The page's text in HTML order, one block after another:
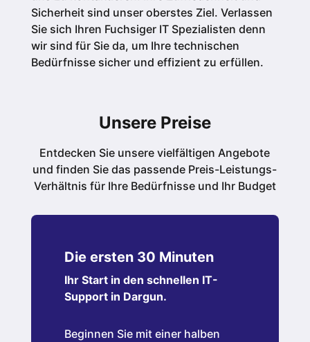
Sicherheit sind unser oberstes Ziel. Verlassen
Sie sich Ihren Fuchsiger IT Spezialisten denn
wir sind für Sie da, um Ihre technischen
Bedürfnisse sicher und effizient zu erfüllen.
Unsere Preise
Entdecken Sie unsere vielfältigen Angebote
und finden Sie das passende Preis-Leistungs-
Verhältnis für Ihre Bedürfnisse und Ihr Budget
Die ersten 30 Minuten
Ihr Start in den schnellen IT-
Support in Dargun.
Beginnen Sie mit einer halben